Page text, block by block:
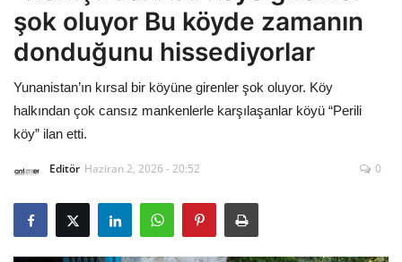
Eğitim
Hakkımızda
İletişim
Asayiş
Çevre
şok oluyor Bu köyde zamanın
donduğunu hissediyorlar
Yunanistan’ın kırsal bir köyüne girenler şok oluyor. Köy
halkından çok cansız mankenlerle karşılaşanlar köyü “Perili
köy” ilan etti.
Editör Haziran 2, 2026 - 20:52 0